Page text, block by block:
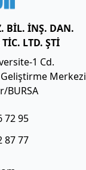
BİL. İNŞ. DAN.
LTD. ŞTİ
1 Cd.
Merkezi
BURSA
72 95
87 77